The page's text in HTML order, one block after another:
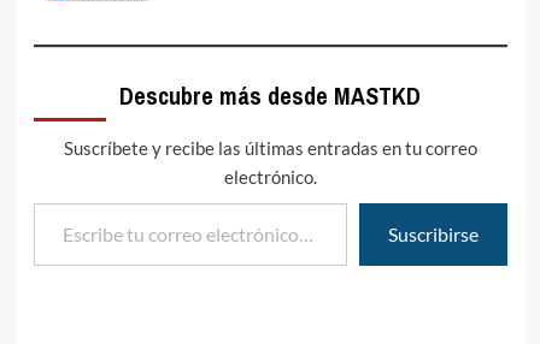
Descubre más desde MASTKD
Suscríbete y recibe las últimas entradas en tu correo
electrónico.
Escribe tu correo electrónico…
Suscribirse